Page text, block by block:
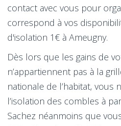
contact avec vous pour
correspond à vos
d'isolation 1€ à Ameugny.
Dès lors que les gains de
n’appartiennent pas à la
nationale de l’habitat, vous
l’isolation des combles à
Sachez néanmoins que